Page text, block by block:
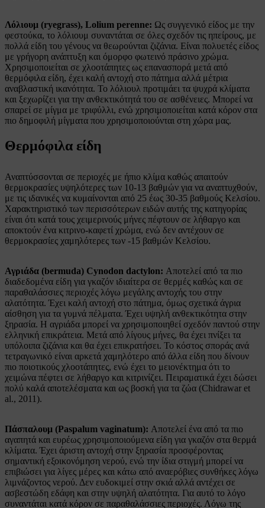
Λόλιουμ (ryegrass), Lolium perenne: Ως συγγενικό είδος με την
φεστούκα, το λόλιουμ συναντάται σε όλες σχεδόν τις ηπείρους, με
πολλά είδη του γένους να θεωρούνται ζιζάνια. Είναι πολυετές είδος
με γρήγορη ανάπτυξη και όμορφο φωτεινό πράσινο χρώμα.
Χρησιμοποιείται σε χλοοτάπητες ως επανασπορά μετά από
θερμόφιλα είδη, έχει καλή αντοχή στο πάτημα αλλά μέτρια
αναβλαστική ικανότητα. Το λόλιουλ προτιμάει τα ψυχρά κλίματα
και ξεχωρίζει για την ανθεκτικότητά του σε ασθένειες. Μπορεί να
σπαρεί σε μίγμα με τριφύλλι, ενώ χρησιμοποιείται κατά κόρον στα
πιο δημοφιλή μίγματα που χρησιμοποιούνται στη χώρα μας.
Θερμόφιλα είδη
Αναπτύσσονται σε περιοχές με ήπιο κλίμα καθώς απαιτούν
θερμοκρασίες υψηλότερες των 10-13 βαθμών για να αναπτυχθούν,
με τις ιδανικές να κυμαίνονται από 25 έως 30-35 βαθμούς Κελσίου.
Χαρακτηριστικό των περισσότερων ειδών αυτής της κατηγορίας
είναι ότι κατά τους χειμερινούς μήνες πέφτουν σε λήθαργο και
αποκτούν ένα κιτρινο-καφετί χρώμα, ενώ δεν αντέχουν σε
θερμοκρασίες χαμηλότερες των -15 βαθμών Κελσίου.
Αγριάδα (bermuda) Cynodon dactylon: Αποτελεί από τα πιο
διαδεδομένα είδη για γκαζόν ιδιαίτερα σε θερμές καθώς και σε
παραθαλάσσιες περιοχές λόγω μεγάλης αντοχής του στην
αλατότητα. Έχει καλή αντοχή στο πάτημα, όμως σχετικά άγρια
αίσθηση για τα γυμνά πέλματα. Έχει υψηλή ανθεκτικότητα στην
ξηρασία. H αγριάδα μπορεί να χρησιμοποιηθεί σχεδόν παντού στην
ελληνική επικράτεια. Μετά από λίγους μήνες, θα έχει πνίξει τα
υπόλοιπα ζιζάνια και θα έχει επικρατήσει. Το κόστος σποράς ανά
τετραγωνικό είναι αρκετά χαμηλότερο από άλλα είδη που δίνουν
πιο ποιοτικούς χλοοτάπητες, ενώ έχει το μειονέκτημα ότι το
χειμώνα πέφτει σε λήθαργο και κιτρινίζει. Πειραματικά έχει δώσει
πολύ καλά αποτελέσματα και ως βοσκή για τα ζώα (Chidrawar et
al., 2011).
Πάσπαλουμ (Paspalum vaginatum): Αποτελεί ένα από τα πιο
αγαπητά και ευρέως χρησιμοποιούμενα είδη για γκαζόν στα θερμά
κλίματα. Έχει άριστη αντοχή στην ξηρασία προσφέροντας
σημαντική εξοικονόμηση νερού, ενώ την ίδια στιγμή μπορεί να
επιβιώσει για λίγες μέρες και κάτω από αναερόβιες συνθήκες λόγω
λιμνάζοντος νερού. Δεν ευδοκιμεί στην σκιά αλλά αντέχει σε
ασβεστώδη εδάφη και στην υψηλή αλατότητα. Για αυτό το λόγο
συναντάται κατά κόρον σε παραθαλάσσιες περιοχές. Λόγω της